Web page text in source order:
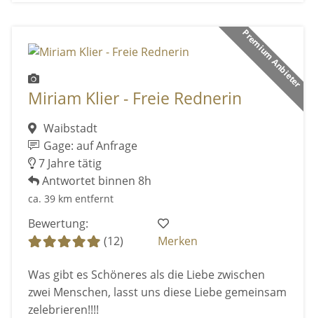
Premium Anbieter
Miriam Klier - Freie Rednerin
Waibstadt
Gage: auf Anfrage
7 Jahre tätig
Antwortet binnen 8h
ca. 39 km entfernt
Bewertung:
(12)
Merken
Was gibt es Schöneres als die Liebe zwischen
zwei Menschen, lasst uns diese Liebe gemeinsam
zelebrieren!!!!